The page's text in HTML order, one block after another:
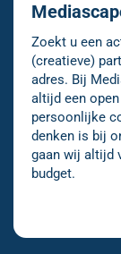
Zoekt u een
(creatieve)
adres. Bij
altijd een
persoonlijke
denken is bij
gaan wij altijd
budget.